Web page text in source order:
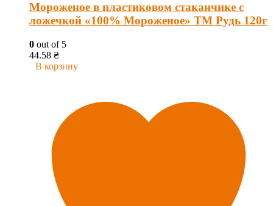
Мороженое в пластиковом стаканчике с
ложечкой «100% Мороженое» ТМ Рудь 120г
0 out of 5
44.58 ₴
В корзину